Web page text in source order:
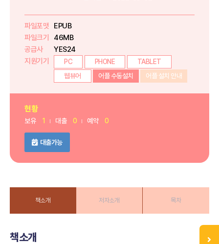
파일포맷
EPUB
파일크기
46MB
공급사
YES24
지원기기
PC PHONE
TABLET
웹뷰어
어플 수동설치 어플 설치 안내
현황
보유 1 대출 0 예약 0
대출가능
책소개 저자소개 목차
책소개